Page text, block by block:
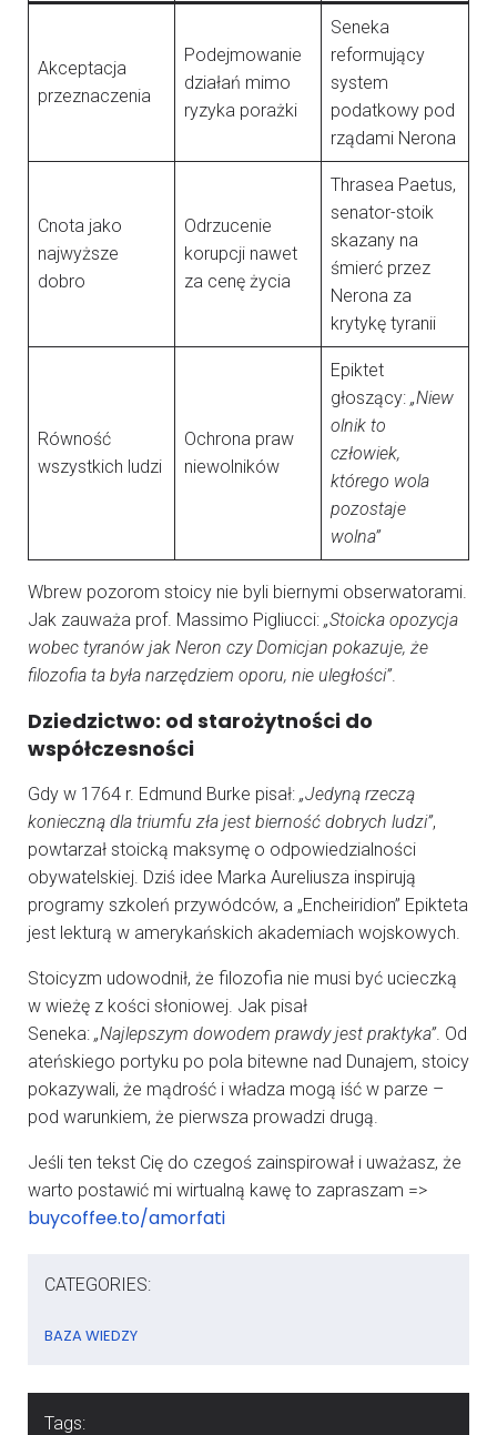
Akceptacja
przeznaczenia
Podejmowanie
działań mimo
ryzyka porażki
Seneka
reformujący
system
podatkowy pod
rządami Nerona
Cnota jako
najwyższe
dobro
Odrzucenie
korupcji nawet
za cenę życia
Thrasea Paetus,
senator-stoik
skazany na
śmierć przez
Nerona za
krytykę tyranii
Równość
wszystkich ludzi
Ochrona praw
niewolników
Epiktet
głoszący: „Niew
olnik to
człowiek,
którego wola
pozostaje
wolna”
Wbrew pozorom stoicy nie byli biernymi obserwatorami.
Jak zauważa prof. Massimo Pigliucci: „Stoicka opozycja
wobec tyranów jak Neron czy Domicjan pokazuje, że
filozofia ta była narzędziem oporu, nie uległości”.
Dziedzictwo: od starożytności do
współczesności
Gdy w 1764 r. Edmund Burke pisał: „Jedyną rzeczą
konieczną dla triumfu zła jest bierność dobrych ludzi”,
powtarzał stoicką maksymę o odpowiedzialności
obywatelskiej. Dziś idee Marka Aureliusza inspirują
programy szkoleń przywódców, a „Encheiridion” Epikteta
jest lekturą w amerykańskich akademiach wojskowych.
Stoicyzm udowodnił, że filozofia nie musi być ucieczką
w wieżę z kości słoniowej. Jak pisał
Seneka: „Najlepszym dowodem prawdy jest praktyka”. Od
ateńskiego portyku po pola bitewne nad Dunajem, stoicy
pokazywali, że mądrość i władza mogą iść w parze –
pod warunkiem, że pierwsza prowadzi drugą.
Jeśli ten tekst Cię do czegoś zainspirował i uważasz, że
warto postawić mi wirtualną kawę to zapraszam =>
buycoffee.to/amorfati
CATEGORIES:
BAZA WIEDZY
Tags: